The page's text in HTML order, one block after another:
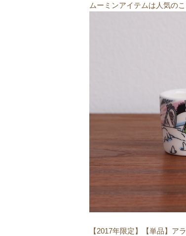
ムーミンアイテムは人気の
【2017年限定】【単品】ア